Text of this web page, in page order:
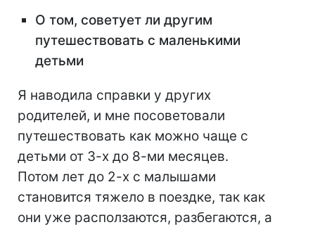
О том, советует ли другим
путешествовать с маленькими
детьми
Я наводила справки у других
родителей, и мне посоветовали
путешествовать как можно чаще с
детьми от 3-х до 8-ми месяцев.
Потом лет до 2-х с малышами
становится тяжело в поездке, так как
они уже расползаются, разбегаются, а